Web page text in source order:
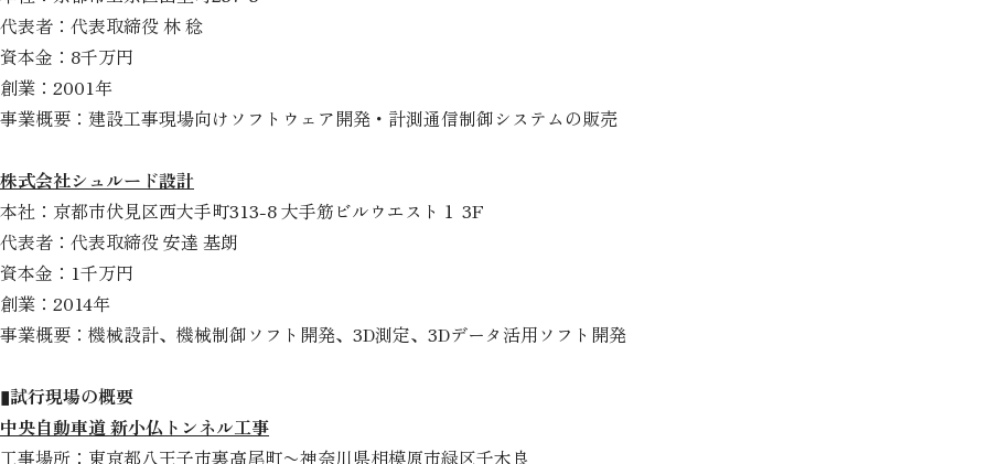
代表者：代表取締役 林 稔
資本金：8千万円
創業：2001年
事業概要：建設工事現場向けソフトウェア開発・計測通信制御システムの販売
株式会社シュルード設計
本社：京都市伏見区西大手町313-8 大手筋ビルウエスト１ 3F
代表者：代表取締役 安達 基朗
資本金：1千万円
創業：2014年
事業概要：機械設計、機械制御ソフト開発、3D測定、3Dデータ活用ソフト開発
▮試行現場の概要
中央自動車道 新小仏トンネル工事
工事場所：東京都八王子市裏高尾町〜神奈川県相模原市緑区千木良